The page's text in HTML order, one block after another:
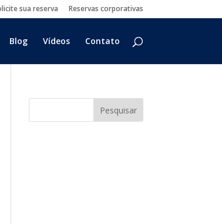
sua reserva Reservas corporativas
Blog Vídeos Contato